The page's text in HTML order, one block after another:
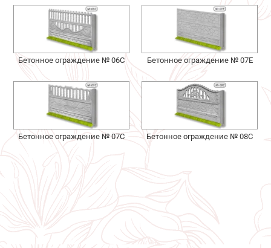
Бетонное ограждение № 06С Бетонное ограждение № 07Е
Бетонное ограждение № 07С Бетонное ограждение № 08С